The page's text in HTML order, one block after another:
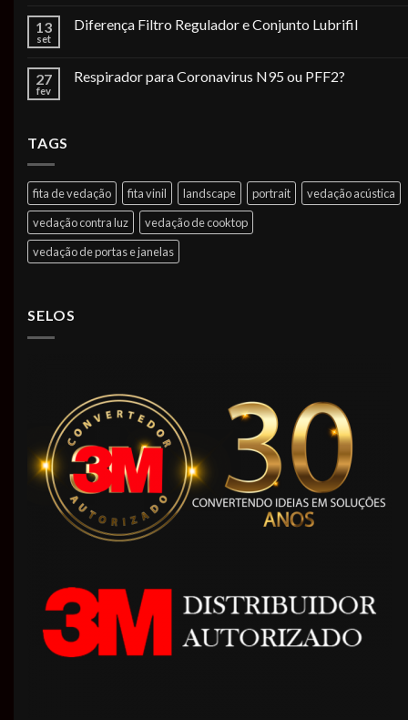
13
set
Diferença Filtro Regulador e Conjunto Lubrifil
27
fev
Respirador para Coronavirus N95 ou PFF2?
TAGS
fita de vedação fita vinil landscape portrait
vedação acústica
vedação contra luz
vedação de cooktop
vedação de portas e janelas
SELOS